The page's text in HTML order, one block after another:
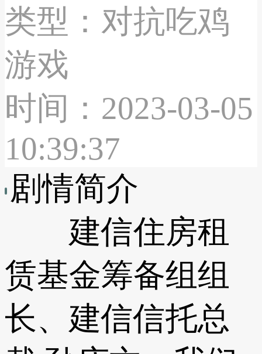
类型：对抗吃鸡
游戏
时间：2023-03-05
10:39:37
剧情简介
建信住房租
赁基金筹备组组
长、建信信托总